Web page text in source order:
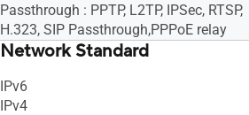
Passthrough : PPTP, L2TP, IPSec, RTSP,
H.323, SIP Passthrough,PPPoE relay
Network Standard
IPv6
IPv4